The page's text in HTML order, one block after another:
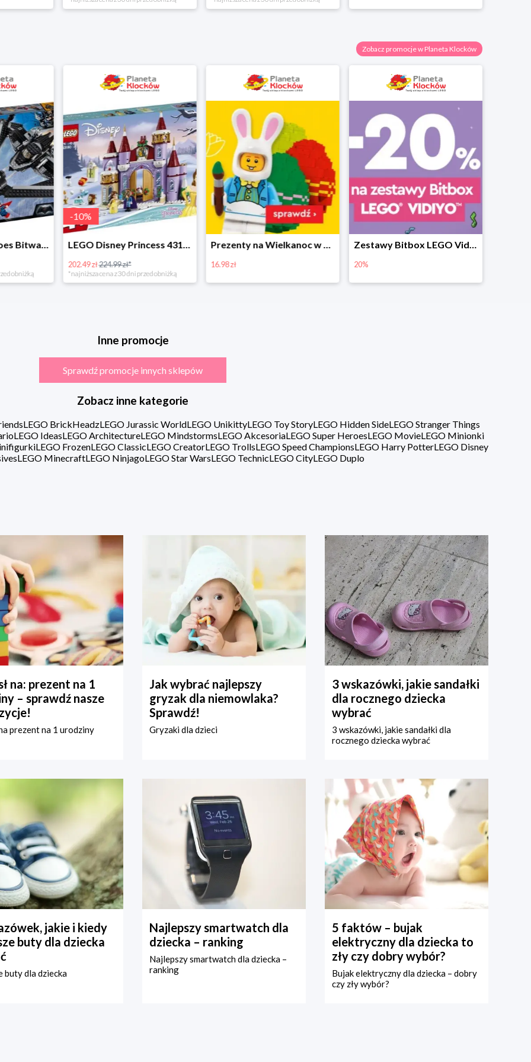
Zobacz promocje w Planeta Klocków
LEGO Super Heroes Bitwa powietrzna w super cenie
obniżką
-10%
LEGO Disney Princess 43180 Zimowe święto w zamku Belli
202.49 zł224.99 zł*
*najniższa cena z 30 dni przed obniżką
Prezenty na Wielkanoc w Planecie Klocków od 16,99 zł
16.98 zł
Zestawy Bitbox LEGO Vidiyo w Planecie Klocków -20%
20%
Inne promocje
Sprawdź promocje innych sklepów
Zobacz inne kategorie
LEGO BrickHeadzLEGO Jurassic WorldLEGO UnikittyLEGO Toy StoryLEGO Hidden SideLEGO Stranger Things
LEGO IdeasLEGO ArchitectureLEGO MindstormsLEGO AkcesoriaLEGO Super HeroesLEGO MovieLEGO Minionki
LEGO FrozenLEGO ClassicLEGO CreatorLEGO TrollsLEGO Speed ChampionsLEGO Harry PotterLEGO Disney
LEGO MinecraftLEGO NinjagoLEGO Star WarsLEGO TechnicLEGO CityLEGO Duplo
na: prezent na 1
– sprawdź nasze
prezent na 1 urodziny
Jak wybrać najlepszy
gryzak dla niemowlaka?
Sprawdź!
Gryzaki dla dzieci
3 wskazówki, jakie sandałki
dla rocznego dziecka
wybrać
3 wskazówki, jakie sandałki dla
rocznego dziecka wybrać
jakie i kiedy
buty dla dziecka
buty dla dziecka
Najlepszy smartwatch dla
dziecka – ranking
Najlepszy smartwatch dla dziecka –
ranking
5 faktów – bujak
elektryczny dla dziecka to
zły czy dobry wybór?
Bujak elektryczny dla dziecka – dobry
czy zły wybór?